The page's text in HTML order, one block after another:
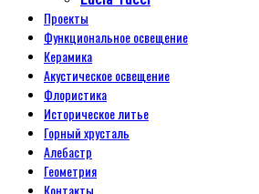
Проекты
Функциональное освещение
Керамика
Акустическое освещение
Флористика
Историческое литье
Горный хрусталь
Алебастр
Геометрия